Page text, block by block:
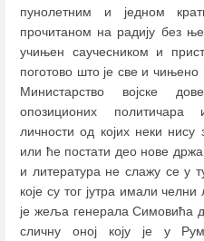
пунолетним и једном
прочитаном на радију без
учињен саучесником и
поготово што је све и
Министарство војске
опозиционих политичара
личности од којих неки
или ће постати део нове
и литература не слажу се у
које су тог јутра имали
је жеља генерала Симовића
сличну оној коју је у